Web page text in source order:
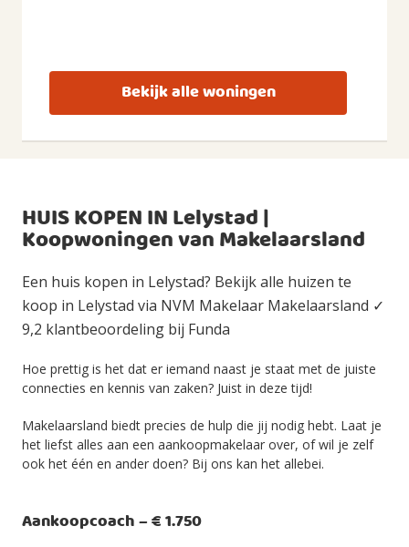
Bekijk alle woningen
HUIS KOPEN IN Lelystad |
Koopwoningen van Makelaarsland
Een huis kopen in Lelystad? Bekijk alle huizen te
koop in Lelystad via NVM Makelaar Makelaarsland ✓
9,2 klantbeoordeling bij Funda
Hoe prettig is het dat er iemand naast je staat met de juiste
connecties en kennis van zaken? Juist in deze tijd!
Makelaarsland biedt precies de hulp die jij nodig hebt. Laat je
het liefst alles aan een aankoopmakelaar over, of wil je zelf
ook het één en ander doen? Bij ons kan het allebei.
Aankoopcoach – € 1.750